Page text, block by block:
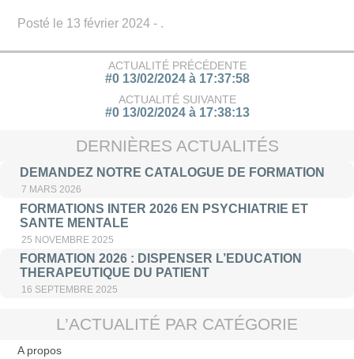
Posté le 13 février 2024 - .
ACTUALITÉ PRÉCÉDENTE
#0 13/02/2024 à 17:37:58
ACTUALITÉ SUIVANTE
#0 13/02/2024 à 17:38:13
DERNIÈRES ACTUALITÉS
DEMANDEZ NOTRE CATALOGUE DE FORMATION
7 MARS 2026
FORMATIONS INTER 2026 EN PSYCHIATRIE ET
SANTE MENTALE
25 NOVEMBRE 2025
FORMATION 2026 : DISPENSER L’EDUCATION
THERAPEUTIQUE DU PATIENT
16 SEPTEMBRE 2025
L’ACTUALITÉ PAR CATÉGORIE
A propos